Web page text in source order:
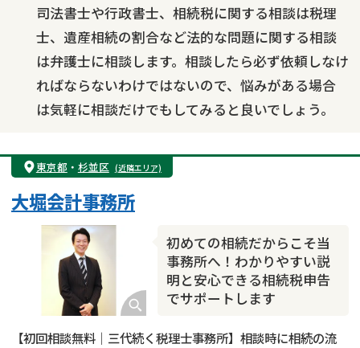
司法書士や行政書士、相続税に関する相談は税理
士、遺産相続の割合など法的な問題に関する相談
は弁護士に相談します。相談したら必ず依頼しなけ
ればならないわけではないので、悩みがある場合
は気軽に相談だけでもしてみると良いでしょう。
東京都 ・ 杉並区 (近隣エリア)
初めての相続だからこそ当
事務所へ！わかりやすい説
明と安心できる相続税申告
でサポートします
大堀会計事務所
【初回相談無料｜三代続く税理士事務所】相談時に相続の流